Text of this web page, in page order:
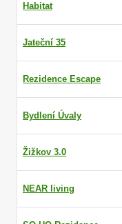
Habitat
Jateční 35
Rezidence Escape
Bydlení Úvaly
Žižkov 3.0
NEAR living